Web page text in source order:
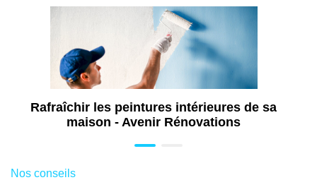
Travaux de rénovation de maison à Bastia
Travaux de rénovation d'appartement en
Haute-Corse (2B)
Travaux d'extension de maison à Bastia
(2B)
Rafraîchir les peintures intérieures de sa
maison - Avenir Rénovations
Nos conseils